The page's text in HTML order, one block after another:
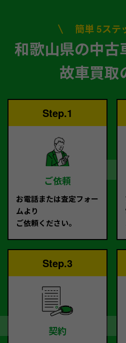
簡単 5ステ
和歌山県の中古
故車買取
Step.1
ご依頼
お電話または査定フォー
ムより
ご依頼ください。
Step.3
契約